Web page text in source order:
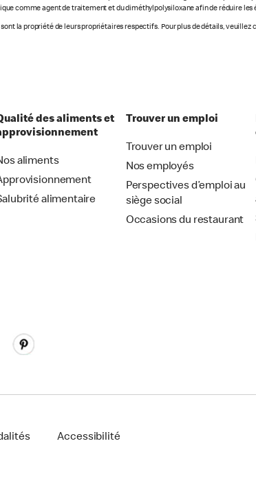
comme agent de traitement et du diméthylpolysiloxane afin de réduire les
la propriété de leurs propriétaires respectifs. Pour plus de détails, veuillez
des aliments et
aliments
alimentaire
Trouver un emploi
Trouver un emploi
Nos employés
Perspectives d’emploi au
siège social
Occasions du restaurant
Accessibilité